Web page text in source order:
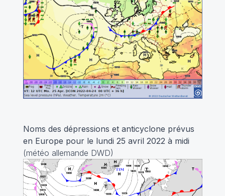
Noms des dépressions et anticyclone prévus
en Europe pour le lundi 25 avril 2022 à midi
(météo allemande DWD)